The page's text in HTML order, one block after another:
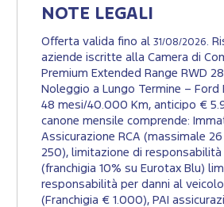
NOTE LEGALI
Offerta valida fino al 31/08/2026
.
aziende iscritte alla Camera di
Premium Extended Range RWD
Noleggio a Lungo Termine – Ford
48 mesi/40.000 Km, anticipo €
canone mensile comprende:
Assicurazione RCA (massimale
250), limitazione di responsabilità
(franchigia 10% su Eurotax Blu)
responsabilità per danni al
(Franchigia € 1.000), PAI